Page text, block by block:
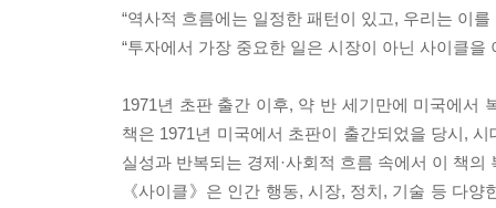
“역사적 흐름에는 일정한 패턴이 있고, 우리는 이
“투자에서 가장 중요한 일은 시장이 아닌 사이클을
1971년 초판 출간 이후, 약 반 세기만에 미국에서
책은 1971년 미국에서 초판이 출간되었을 당시,
실성과 반복되는 경제·사회적 흐름 속에서 이 책
《사이클》은 인간 행동, 시장, 정치, 기술 등 다